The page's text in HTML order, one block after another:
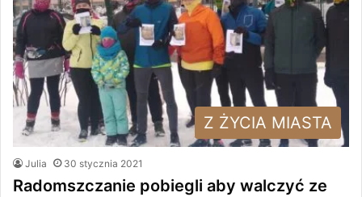
Z ŻYCIA MIASTA
Julia 30 stycznia 2021
Radomszczanie pobiegli aby walczyć ze